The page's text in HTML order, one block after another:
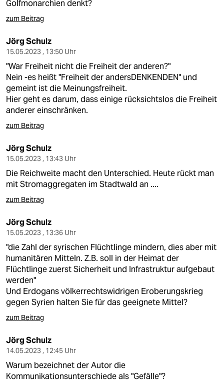
Golfmonarchien denkt?
zum Beitrag
Jörg Schulz
15.05.2023 , 13:50 Uhr
"War Freiheit nicht die Freiheit der anderen?"
Nein -es heißt "Freiheit der andersDENKENDEN" und
gemeint ist die Meinungsfreiheit.
Hier geht es darum, dass einige rücksichtslos die Freiheit
anderer einschränken.
zum Beitrag
Jörg Schulz
15.05.2023 , 13:43 Uhr
Die Reichweite macht den Unterschied. Heute rückt man
mit Stromaggregaten im Stadtwald an ....
zum Beitrag
Jörg Schulz
15.05.2023 , 13:36 Uhr
"die Zahl der syrischen Flüchtlinge mindern, dies aber mit
humanitären Mitteln. Z.B. soll in der Heimat der
Flüchtlinge zuerst Sicherheit und Infrastruktur aufgebaut
werden"
Und Erdogans völkerrechtswidrigen Eroberungskrieg
gegen Syrien halten Sie für das geeignete Mittel?
zum Beitrag
Jörg Schulz
14.05.2023 , 12:45 Uhr
Warum bezeichnet der Autor die
Kommunikationsunterschiede als "Gefälle"?